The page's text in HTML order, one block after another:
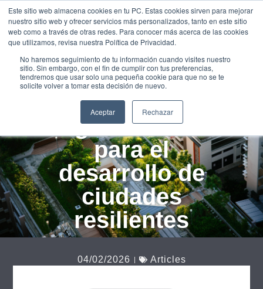
Este sitio web almacena cookies en tu PC. Estas cookies sirven para mejorar
nuestro sitio web y ofrecer servicios más personalizados, tanto en este sitio
web como a través de otras redes. Para conocer más acerca de las cookies
que utilizamos, revisa nuestra Política de Privacidad.
No haremos seguimiento de tu información cuando visites nuestro
sitio. Sin embargo, con el fin de cumplir con tus preferencias,
tendremos que usar solo una pequeña cookie para que no se te
solicite volver a tomar esta decisión de nuevo.
Aceptar Rechazar
UNEIX-
TE
Zonifica Perú:
Tecnología y
datos
geofísicos
para el
desarrollo de
ciudades
resilientes
04/02/2026 Articles